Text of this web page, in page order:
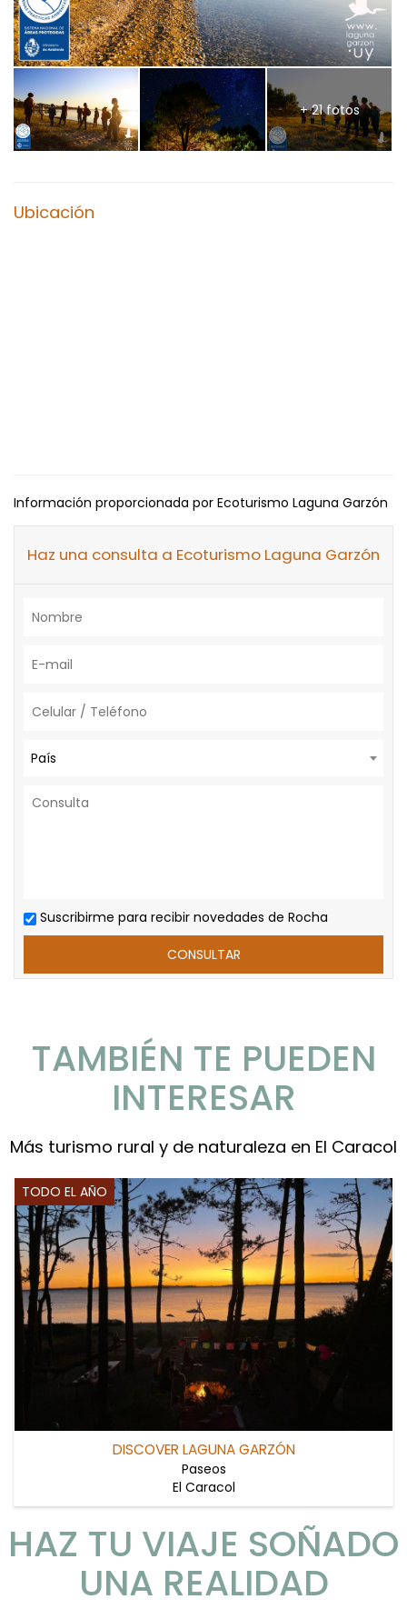
+ 21 fotos
Ubicación
Información proporcionada por Ecoturismo Laguna Garzón
Haz una consulta a Ecoturismo Laguna Garzón
País
Suscribirme para recibir novedades de Rocha
TAMBIÉN TE PUEDEN
INTERESAR
Más turismo rural y de naturaleza en El Caracol
TODO EL AÑO
DISCOVER LAGUNA GARZÓN
Paseos
El Caracol
HAZ TU VIAJE SOÑADO
UNA REALIDAD